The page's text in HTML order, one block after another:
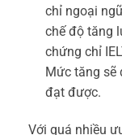
chỉ ngoại
chế độ tăng
chứng chỉ
Mức tăng sẽ
đạt được.
Với quá nhiều